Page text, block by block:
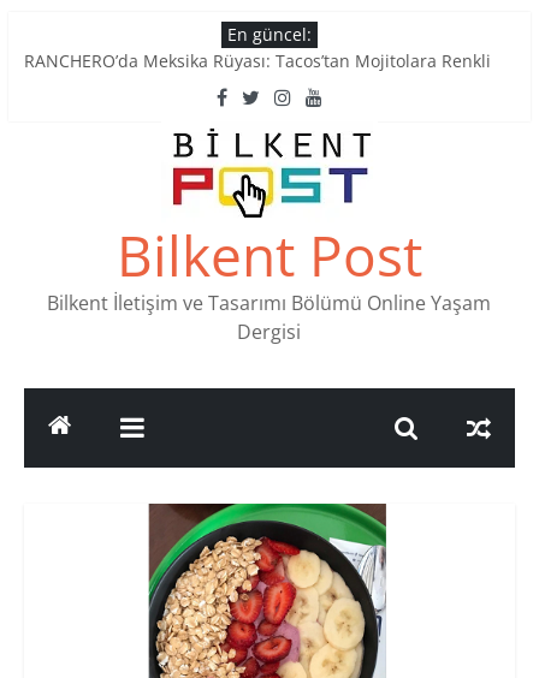
to
En güncel:
RANCHERO’da Meksika Rüyası: Tacos’tan Mojitolara Renkli
Ankara’nın Ruhunu Notalarda Yaşatan 4 Müzik Durağı
Pullardaki tarih: PTT Pul Müzesi
Stamp Collectors Unite: Places to Find Stamps in Ankara
Tatlı Konuşalım: Ankara’nın 4 Köklü Pastanesi
Bilkent Post
Bilkent İletişim ve Tasarımı Bölümü Online Yaşam
Dergisi